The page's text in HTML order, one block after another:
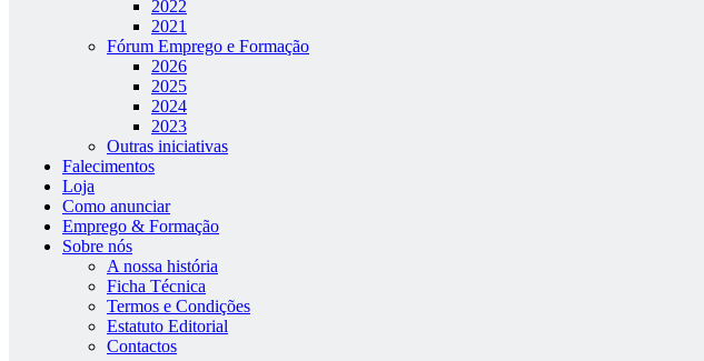
2022
2021
Fórum Emprego e Formação
2026
2025
2024
2023
Outras iniciativas
Falecimentos
Loja
Como anunciar
Emprego & Formação
Sobre nós
A nossa história
Ficha Técnica
Termos e Condições
Estatuto Editorial
Contactos